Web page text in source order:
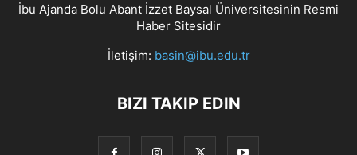
İbu Ajanda Bolu Abant İzzet Baysal Üniversitesinin Resmi
Haber Sitesidir
İletişim: basin@ibu.edu.tr
BIZI TAKIP EDIN